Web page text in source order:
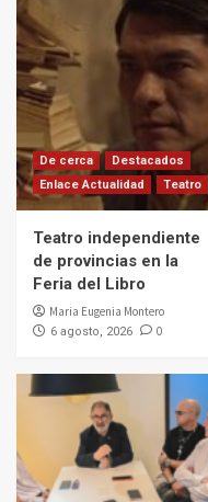
De cerca
Destacados
Enlace Actualidad
Teatro
Teatro independiente
de provincias en la
Feria del Libro
Maria Eugenia Montero
6 agosto, 2026 0